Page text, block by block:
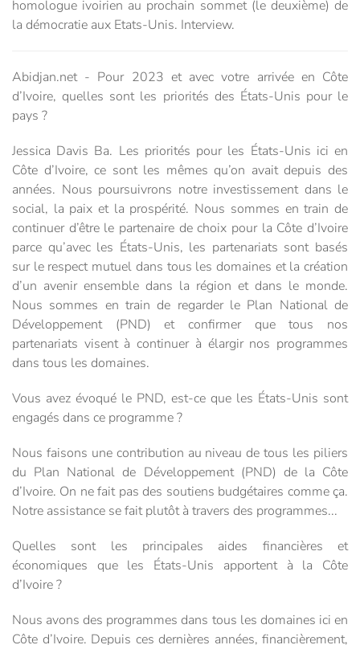
homologue ivoirien au prochain sommet (le deuxième) de
la démocratie aux Etats-Unis. Interview.
Abidjan.net - Pour 2023 et avec votre arrivée en Côte
d’Ivoire, quelles sont les priorités des États-Unis pour le
pays ?
Jessica Davis Ba. Les priorités pour les États-Unis ici en
Côte d’Ivoire, ce sont les mêmes qu’on avait depuis des
années. Nous poursuivrons notre investissement dans le
social, la paix et la prospérité. Nous sommes en train de
continuer d’être le partenaire de choix pour la Côte d’Ivoire
parce qu’avec les États-Unis, les partenariats sont basés
sur le respect mutuel dans tous les domaines et la création
d’un avenir ensemble dans la région et dans le monde.
Nous sommes en train de regarder le Plan National de
Développement (PND) et confirmer que tous nos
partenariats visent à continuer à élargir nos programmes
dans tous les domaines.
Vous avez évoqué le PND, est-ce que les États-Unis sont
engagés dans ce programme ?
Nous faisons une contribution au niveau de tous les piliers
du Plan National de Développement (PND) de la Côte
d’Ivoire. On ne fait pas des soutiens budgétaires comme ça.
Notre assistance se fait plutôt à travers des programmes...
Quelles sont les principales aides financières et
économiques que les États-Unis apportent à la Côte
d’Ivoire ?
Nous avons des programmes dans tous les domaines ici en
Côte d’Ivoire. Depuis ces dernières années, financièrement,